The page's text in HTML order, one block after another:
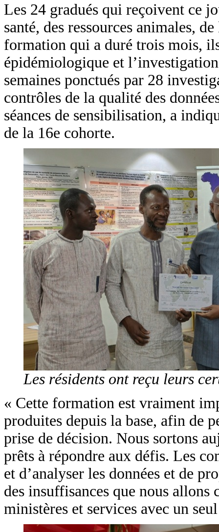
Les 24 gradués qui reçoivent ce
santé, des ressources animales,
formation qui a duré trois mois,
épidémiologique et
semaines ponctués par 28
contrôles de la qualité des
séances de sensibilisation, a
de la 16e cohorte.
Les résidents ont reçu leurs
« Cette formation est vraiment
produites depuis la base, afin de
prise de décision. Nous sortons
prêts à répondre aux défis. Les
et d’analyser les données et de
des insuffisances que nous allons
ministères et services avec un